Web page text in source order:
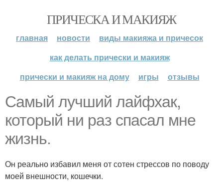
ПРИЧЕСКА И МАКИЯЖ
главная новости
виды макияжа и причесок
как делать прически и макияж
прически и макияж на дому
игры отзывы
Самый лучший лайфхак,
который ни раз спасал мне
жизнь.
Он реально избавил меня от сотен стрессов по поводу
моей внешности, кошечки.